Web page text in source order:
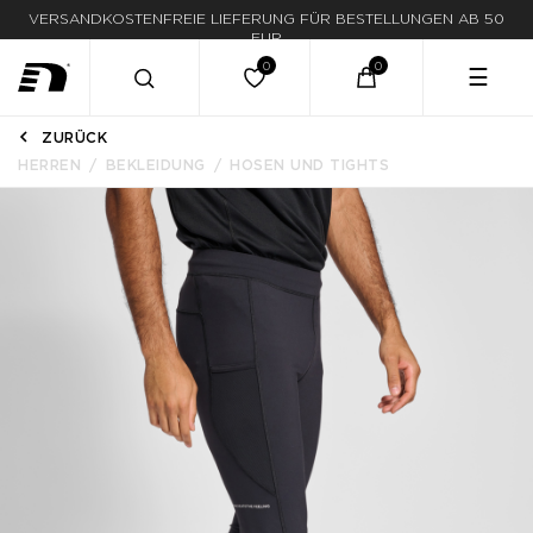
VERSANDKOSTENFREIE LIEFERUNG FÜR BESTELLUNGEN AB 50
EUR
LIEFERUNG IN 1-3 WERKTAGEN
☰
ZURÜCK
HERREN
BEKLEIDUNG HOSEN UND TIGHTS